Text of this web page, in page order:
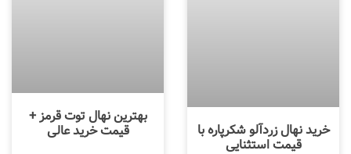
خرید نهال زردآلو شکرپاره با
قیمت استثنایی
بهترین نهال توت قرمز +
قیمت خرید عالی